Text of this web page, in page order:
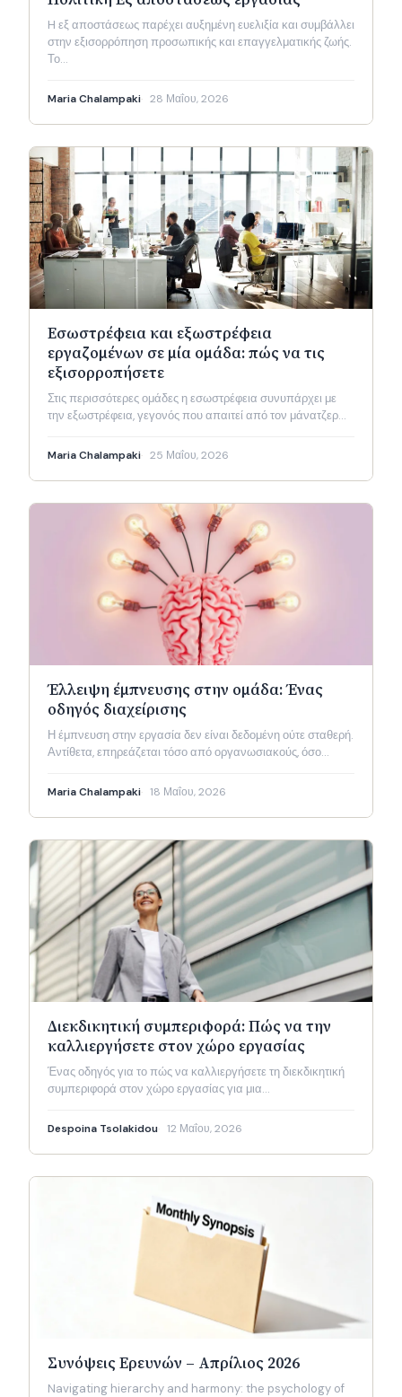
H εξ αποστάσεως παρέχει αυξημένη ευελιξία και συμβάλλει
στην εξισορρόπηση προσωπικής και επαγγελματικής ζωής.
Το…
Maria Chalampaki 28 Μαΐου, 2026
Εσωστρέφεια και εξωστρέφεια
εργαζομένων σε μία ομάδα: πώς να τις
εξισορροπήσετε
Στις περισσότερες ομάδες η εσωστρέφεια συνυπάρχει με
την εξωστρέφεια, γεγονός που απαιτεί από τον μάνατζερ…
Maria Chalampaki 25 Μαΐου, 2026
Έλλειψη έμπνευσης στην ομάδα: Ένας
οδηγός διαχείρισης
Η έμπνευση στην εργασία δεν είναι δεδομένη ούτε σταθερή.
Αντίθετα, επηρεάζεται τόσο από οργανωσιακούς, όσο…
Maria Chalampaki 18 Μαΐου, 2026
Διεκδικητική συμπεριφορά: Πώς να την
καλλιεργήσετε στον χώρο εργασίας
Ένας οδηγός για το πώς να καλλιεργήσετε τη διεκδικητική
συμπεριφορά στον χώρο εργασίας για μια…
Despoina Tsolakidou 12 Μαΐου, 2026
Συνόψεις Ερευνών – Απρίλιος 2026
Navigating hierarchy and harmony: the psychology of